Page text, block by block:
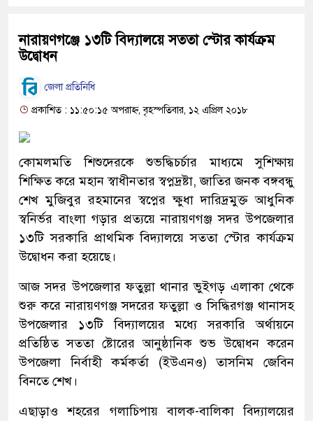
নারায়ণগঞ্জে ১৩টি বিদ্যালয়ে সততা স্টোর কার্যক্রম
উদ্বোধন
জেলা প্রতিনিধি
প্রকাশিত : ১১:৫০:১৫ অপরাহ্ন, বৃহস্পতিবার, ১২ এপ্রিল ২০১৮
কোমলমতি শিশুদেরকে শুভদ্ধিচর্চার মাধ্যমে সুশিক্ষায়
শিক্ষিত করে মহান স্বাধীনতার স্বপ্নদ্রষ্টা, জাতির জনক বঙ্গবন্ধু
শেখ মুজিবুর রহমানের স্বপ্নের ক্ষুধা দারিদ্রমুক্ত আধুনিক
স্বনির্ভর বাংলা গড়ার প্রত্যয়ে নারায়ণগঞ্জ সদর উপজেলার
১৩টি সরকারি প্রাথমিক বিদ্যালয়ে সততা স্টোর কার্যক্রম
উদ্বোধন করা হয়েছে।
আজ সদর উপজেলার ফতুল্লা থানার ভুইগড় এলাকা থেকে
শুরু করে নারায়ণগঞ্জ সদরের ফতুল্লা ও সিদ্ধিরগঞ্জ থানাসহ
উপজেলার ১৩টি বিদ্যালয়ের মধ্যে সরকারি অর্থায়নে
প্রতিষ্ঠিত সততা ষ্টোরের আনুষ্ঠানিক শুভ উদ্বোধন করেন
উপজেলা নির্বাহী কর্মকর্তা (ইউএনও) তাসনিম জেবিন
বিনতে শেখ।
এছাড়াও শহরের গলাচিপায় বালক-বালিকা বিদ্যালয়ের